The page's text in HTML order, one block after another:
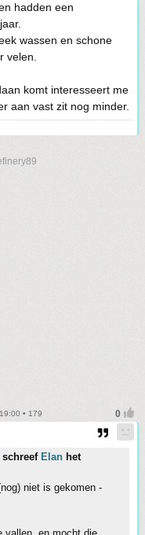
hadden een
wassen en schone
velen.
komt interesseert me
aan vast zit nog minder.
• 179
schreef Elan het
niet is gekomen -